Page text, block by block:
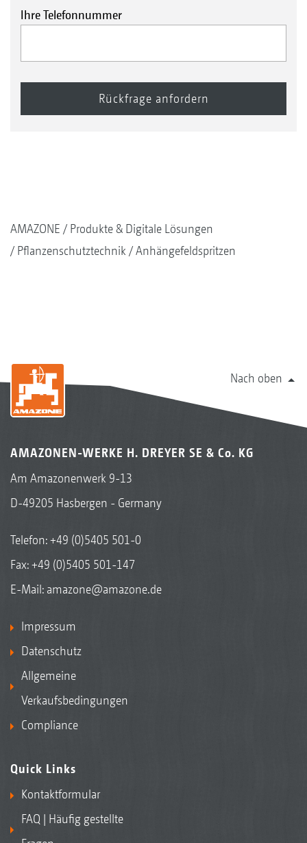
Ihre Telefonnummer
AMAZONE
Produkte & Digitale Lösungen
Pflanzenschutztechnik
Anhängefeldspritzen
Nach oben
AMAZONEN-WERKE H. DREYER SE & Co. KG
Am Amazonenwerk 9-13
D-49205 Hasbergen - Germany
Telefon:+49 (0)5405 501-0
Fax: +49 (0)5405 501-147
E-Mail: amazone@amazone.de
Impressum
Datenschutz
Allgemeine
Verkaufsbedingungen
Compliance
Quick Links
Kontaktformular
FAQ | Häufig gestellte